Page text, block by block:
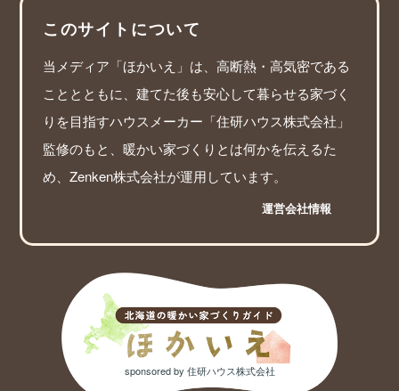
このサイトについて
当メディア「ほかいえ」は、高断熱・高気密である
こととともに、建てた後も安心して暮らせる家づく
りを目指すハウスメーカー「住研ハウス株式会社」
監修のもと、暖かい家づくりとは何かを伝えるた
め、Zenken株式会社が運用しています。
運営会社情報
sponsored by 住研ハウス株式会社